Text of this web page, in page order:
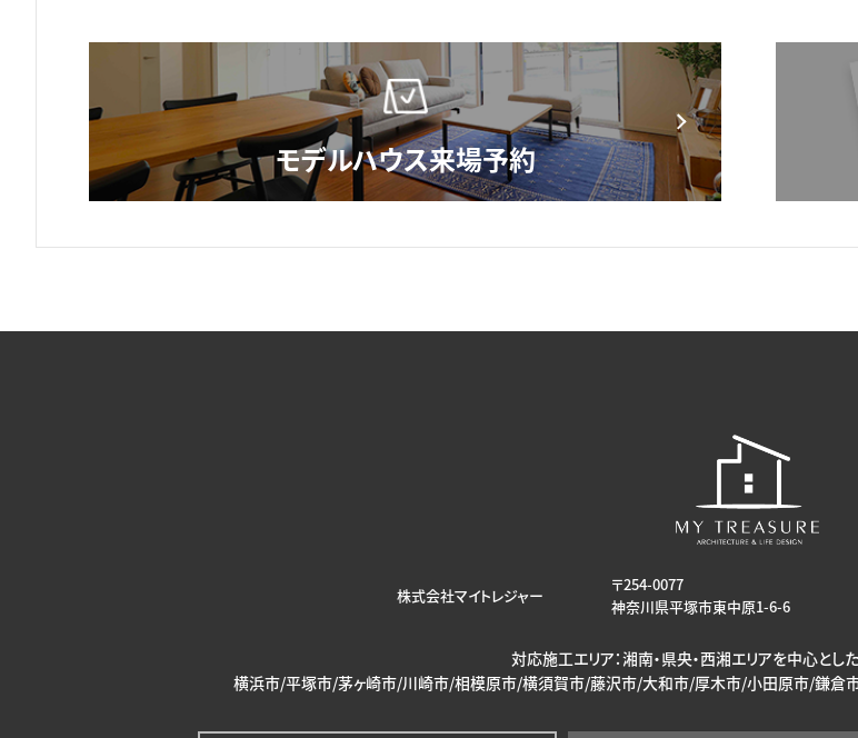
株式会社マイトレジャー
〒254-0077
神奈川県平塚市東中原1-6-6
対応施工エリア：湘南・県央・西湘エリアを中心と
横浜市/平塚市/茅ヶ崎市/川崎市/相模原市/横須賀市/藤沢市/大和市/厚木市/小田原市/鎌